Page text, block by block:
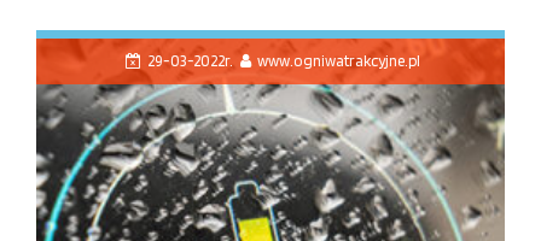
29-03-2022r. www.ogniwatrakcyjne.pl